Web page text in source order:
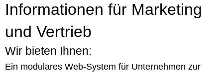
Informationen für Marketing
und Vertrieb
Wir bieten Ihnen:
Ein modulares Web-System für Unternehmen zur